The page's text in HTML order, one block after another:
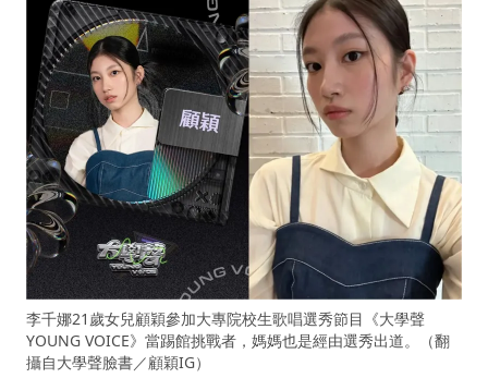
李千娜21歲女兒顧穎參加大專院校生歌唱選秀節目《大學聲
YOUNG VOICE》當踢館挑戰者，媽媽也是經由選秀出道。（翻
攝自大學聲臉書／顧穎IG）